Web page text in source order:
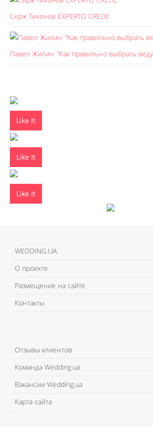
Серж Тихонов EXPERTO CREDE
Павел Жилин: “Как правильно выбрать
Like It
Like It
Like It
WEDDING.UA
О проекте
Размещение на сайте
Контакты
Отзывы клиентов
Команда Wedding.ua
Вакансии Wedding.ua
Карта сайта